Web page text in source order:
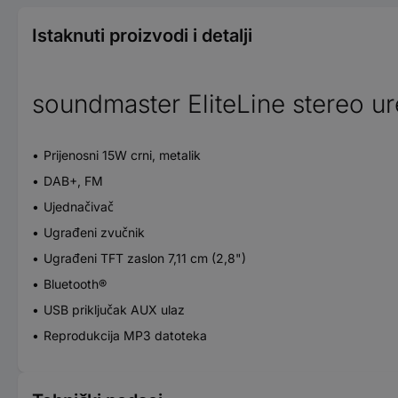
Istaknuti proizvodi i detalji
soundmaster EliteLine stereo
Prijenosni 15W crni, metalik
DAB+, FM
Ujednačivač
Ugrađeni zvučnik
Ugrađeni TFT zaslon 7,11 cm (2,8")
Bluetooth®
USB priključak AUX ulaz
Reprodukcija MP3 datoteka